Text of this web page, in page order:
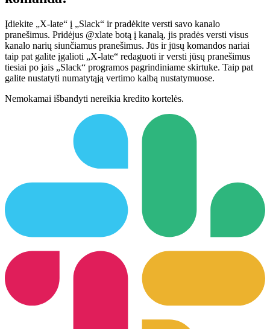
Įdiekite „X-late“ į „Slack“ ir pradėkite versti savo kanalo
pranešimus. Pridėjus @xlate botą į kanalą, jis pradės versti visus
kanalo narių siunčiamus pranešimus. Jūs ir jūsų komandos nariai
taip pat galite įgalioti „X-late“ redaguoti ir versti jūsų pranešimus
tiesiai po jais „Slack“ programos pagrindiniame skirtuke. Taip pat
galite nustatyti numatytąją vertimo kalbą nustatymuose.
Nemokamai išbandyti nereikia kredito kortelės.